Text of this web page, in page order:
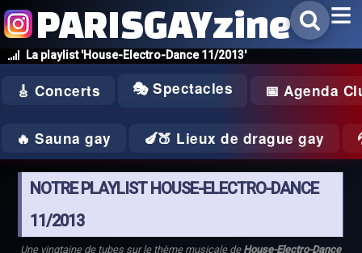
La playlist 'House-Electro-Dance 11/2013'
PARISGAYzine
🎸 Concerts 🎭 Spectacles 📅 Agenda
🔥 Sauna gay 🍆🍑 Lieux de drague gay
NOTRE PLAYLIST HOUSE-ELECTRO-DANCE
11/2013
Une vingtaine de tubes sur le thème musicale de House-Electro-Dance